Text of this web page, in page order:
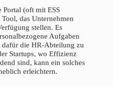
Portal (oft mit ESS
das Unternehmen
stellen. Es
Aufgaben
dafür die HR-Abteilung zu
Startups, wo Effizienz
sind, kann ein solches
erleichtern.